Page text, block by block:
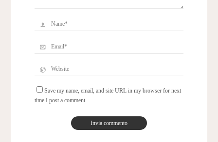
Save my name, email, and site URL in my browser for next
time I post a comment.